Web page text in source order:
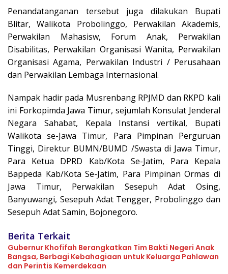
Penandatanganan tersebut juga dilakukan Bupati
Blitar, Walikota Probolinggo, Perwakilan Akademis,
Perwakilan Mahasisw, Forum Anak, Perwakilan
Disabilitas, Perwakilan Organisasi Wanita, Perwakilan
Organisasi Agama, Perwakilan Industri / Perusahaan
dan Perwakilan Lembaga Internasional.
Nampak hadir pada Musrenbang RPJMD dan RKPD kali
ini Forkopimda Jawa Timur, sejumlah Konsulat Jenderal
Negara Sahabat, Kepala Instansi vertikal, Bupati
Walikota se-Jawa Timur, Para Pimpinan Perguruan
Tinggi, Direktur BUMN/BUMD /Swasta di Jawa Timur,
Para Ketua DPRD Kab/Kota Se-Jatim, Para Kepala
Bappeda Kab/Kota Se-Jatim, Para Pimpinan Ormas di
Jawa Timur, Perwakilan Sesepuh Adat Osing,
Banyuwangi, Sesepuh Adat Tengger, Probolinggo dan
Sesepuh Adat Samin, Bojonegoro.
Berita Terkait
Gubernur Khofifah Berangkatkan Tim Bakti Negeri Anak
Bangsa, Berbagi Kebahagiaan untuk Keluarga Pahlawan
dan Perintis Kemerdekaan